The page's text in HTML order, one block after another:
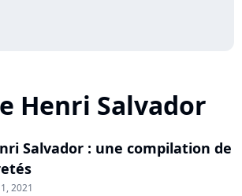
Henri Salvador
Salvador : une compilation de
2021